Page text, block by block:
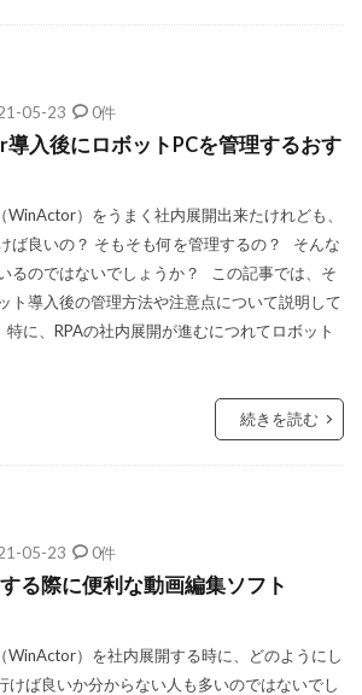
05-23 0件
導入後にロボットPCを管理するおす
）をうまく社内展開出来たけれども、
ば良いの？ そもそも何を管理するの？ そんな
るのではないでしょうか？ この記事では、そ
ト導入後の管理方法や注意点について説明して
に、RPAの社内展開が進むにつれてロボット
続きを読む
05-23 0件
する際に便利な動画編集ソフト
）を社内展開する時に、どのようにし
けば良いか分からない人も多いのではないでし